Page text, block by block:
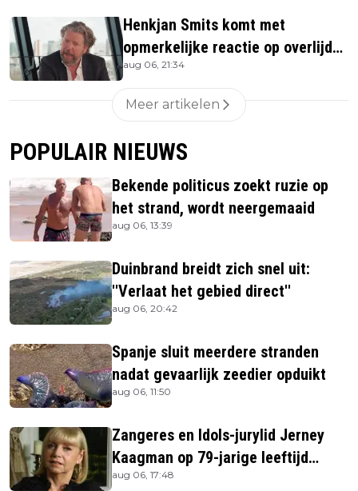
Henkjan Smits komt met
opmerkelijke reactie op overlijden
Jerney Kaagman
aug 06, 21:34
Meer artikelen
POPULAIR NIEUWS
Bekende politicus zoekt ruzie op
het strand, wordt neergemaaid
aug 06, 13:39
Duinbrand breidt zich snel uit:
''Verlaat het gebied direct''
aug 06, 20:42
Spanje sluit meerdere stranden
nadat gevaarlijk zeedier opduikt
aug 06, 11:50
Zangeres en Idols-jurylid Jerney
Kaagman op 79-jarige leeftijd
overleden
aug 06, 17:48